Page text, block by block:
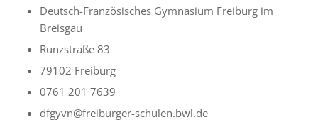
Deutsch-Französisches Gymnasium Freiburg im
Breisgau
Runzstraße 83
79102 Freiburg
0761 201 7639
dfgyvn@freiburger-schulen.bwl.de